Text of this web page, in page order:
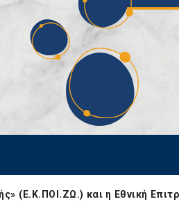
(Ε.Κ.ΠΟΙ.ΖΩ.) και η Εθνική